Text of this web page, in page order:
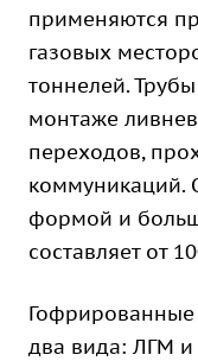
применяются
газовых
тоннелей.
монтаже
переходов,
коммуникаций.
формой и
составляет от
два вида: ЛГМ и